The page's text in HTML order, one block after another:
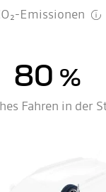
Emissionen
80 %
Fahren in der